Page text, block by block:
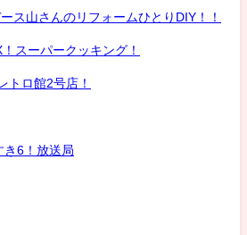
ス山さんのリフォームひとりDIY！！
スーパークッキング！
トロ館2号店！
き6！放送局